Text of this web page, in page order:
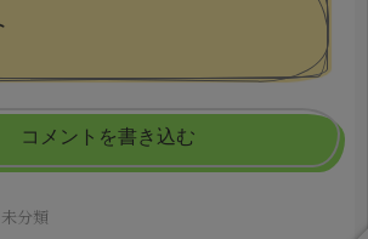
コメントを書き込む
未分類